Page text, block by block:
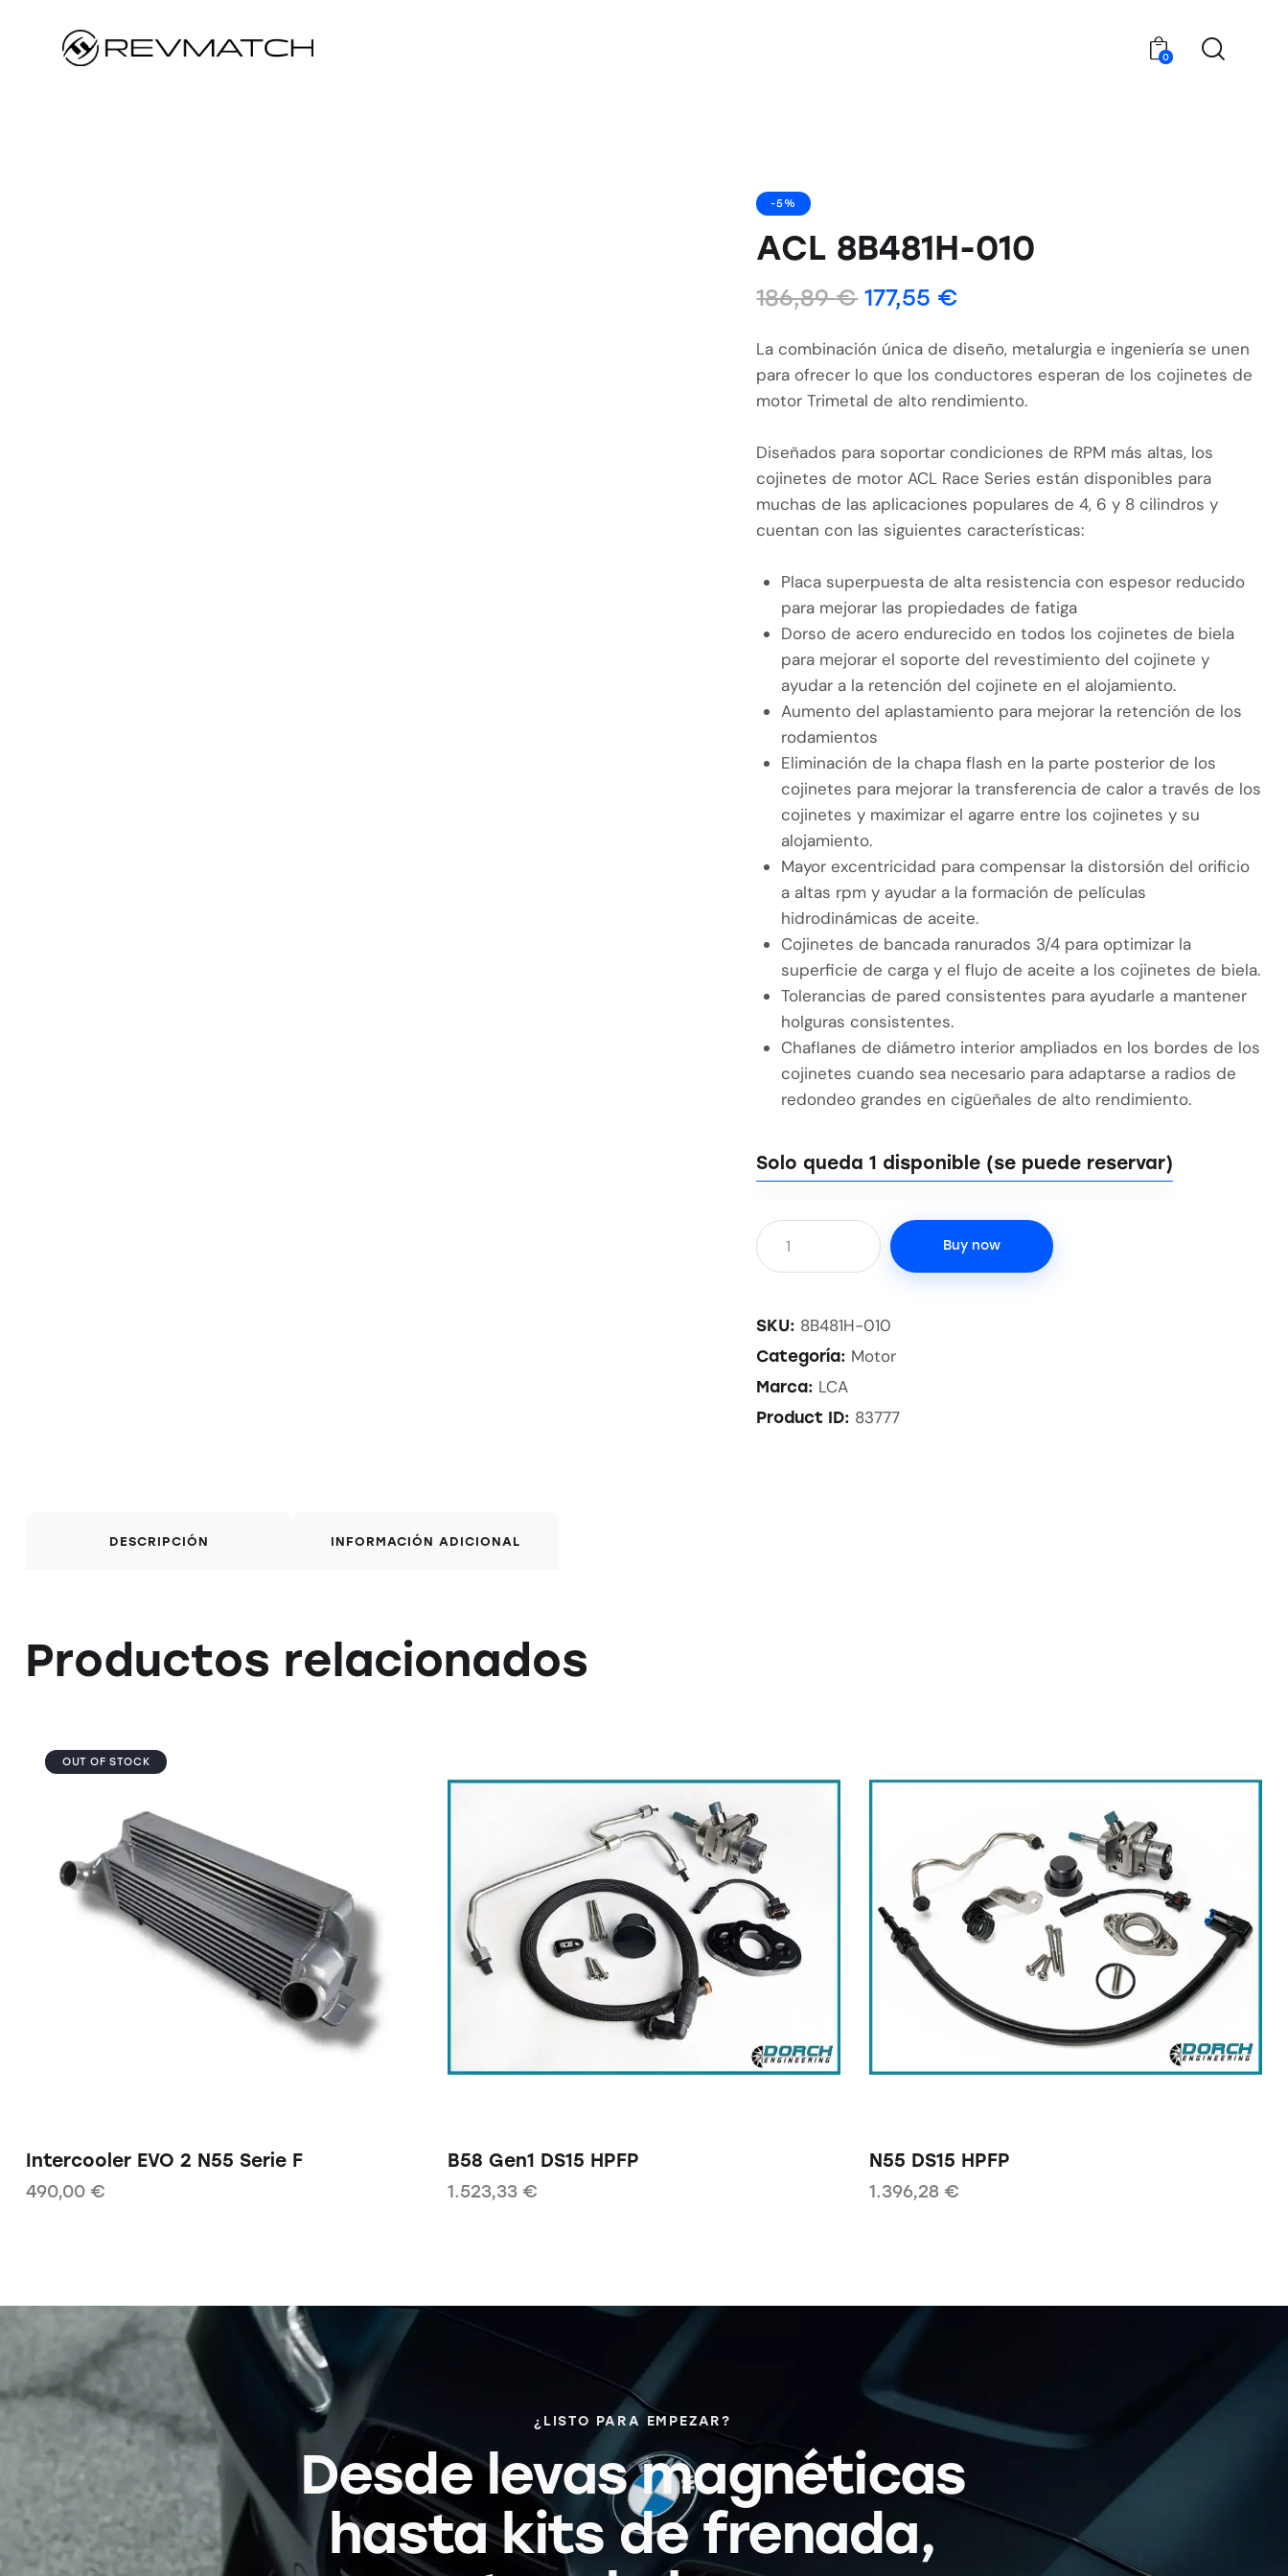
0
-5%
ACL 8B481H-010
186,89€ 177,55 €
La combinación única de diseño, metalurgia e ingeniería se unen
para ofrecer lo que los conductores esperan de los cojinetes de
motor Trimetal de alto rendimiento.
Diseñados para soportar condiciones de RPM más altas, los
cojinetes de motor ACL Race Series están disponibles para
muchas de las aplicaciones populares de 4, 6 y 8 cilindros y
cuentan con las siguientes características:
Placa superpuesta de alta resistencia con espesor reducido
para mejorar las propiedades de fatiga
Dorso de acero endurecido en todos los cojinetes de biela
para mejorar el soporte del revestimiento del cojinete y
ayudar a la retención del cojinete en el alojamiento.
Aumento del aplastamiento para mejorar la retención de los
rodamientos
Eliminación de la chapa flash en la parte posterior de los
cojinetes para mejorar la transferencia de calor a través de los
cojinetes y maximizar el agarre entre los cojinetes y su
alojamiento.
Mayor excentricidad para compensar la distorsión del orificio
a altas rpm y ayudar a la formación de películas
hidrodinámicas de aceite.
Cojinetes de bancada ranurados 3/4 para optimizar la
superficie de carga y el flujo de aceite a los cojinetes de biela.
Tolerancias de pared consistentes para ayudarle a mantener
holguras consistentes.
Chaflanes de diámetro interior ampliados en los bordes de los
cojinetes cuando sea necesario para adaptarse a radios de
redondeo grandes en cigüeñales de alto rendimiento.
Solo queda 1 disponible (se puede reservar)
Buy now
SKU: 8B481H-010
Categoría: Motor
Marca: LCA
Product ID: 83777
DESCRIPCIÓN INFORMACIÓN ADICIONAL
Productos relacionados
OUT OF STOCK
Intercooler EVO 2 N55 Serie F
490,00 €
B58 Gen1 DS15 HPFP
1.523,33 €
N55 DS15 HPFP
1.396,28 €
¿LISTO PARA EMPEZAR?
Desde levas magnéticas
hasta kits de frenada,